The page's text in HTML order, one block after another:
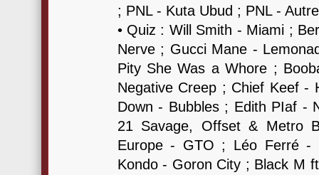
; PNL - Kuta Ubud ; PNL -
• Quiz : Will Smith - Miami ;
Nerve ; Gucci Mane -
Pity She Was a Whore ;
Negative Creep ; Chief Keef -
Down - Bubbles ; Edith PIaf -
21 Savage, Offset & Metro
Europe - GTO ; Léo Ferré
Kondo - Goron City ; Black M